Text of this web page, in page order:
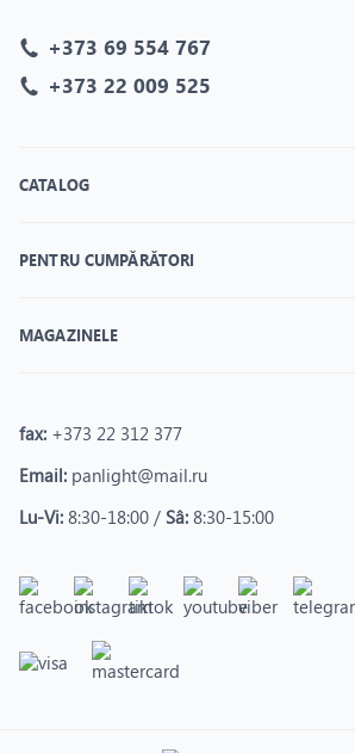
+373 69 554 767
+373 22 009 525
CATALOG
PENTRU CUMPĂRĂTORI
MAGAZINELE
fax: +373 22 312 377
Email: panlight@mail.ru
Lu-Vi: 8:30-18:00 / Sâ: 8:30-15:00